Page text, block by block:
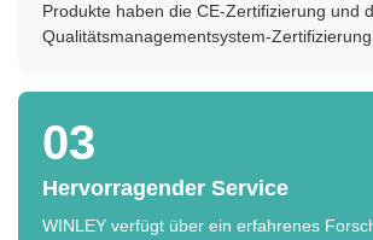
Produkte haben die CE-Zertifizierung und
Qualitätsmanagementsystem-Zertifizierung
03
Hervorragender Service
WINLEY verfügt über ein erfahrenes